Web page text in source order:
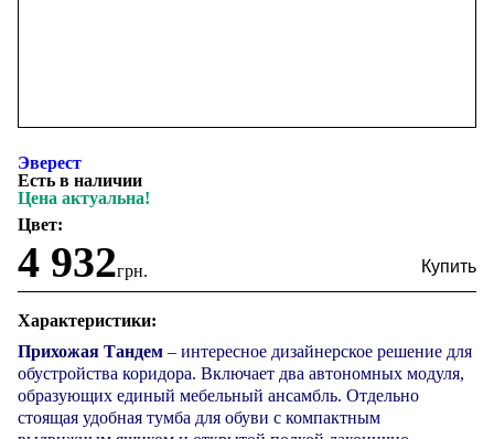
Эверест
Есть в наличии
Цена актуальна!
Цвет:
4 932грн.
Характеристики:
Прихожая Тандем – интересное дизайнерское решение для
обустройства коридора. Включает два автономных модуля,
образующих единый мебельный ансамбль. Отдельно
стоящая удобная тумба для обуви с компактным